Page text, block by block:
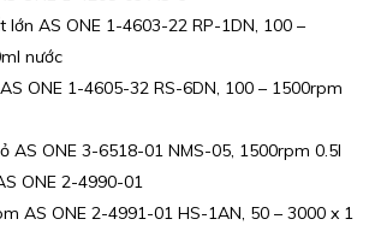
lớn AS ONE 1-4603-22 RP-1DN, 100 –
nước
ONE 1-4605-32 RS-6DN, 100 – 1500rpm
AS ONE 3-6518-01 NMS-05, 1500rpm 0.5l
ONE 2-4990-01
AS ONE 2-4991-01 HS-1AN, 50 – 3000 x 1